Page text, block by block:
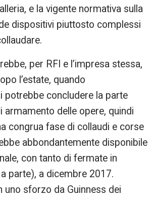
e la vigente normativa sulla
dispositivi piuttosto complessi
per RFI e l’impresa stessa,
l’estate, quando
potrebbe concludere la parte
armamento delle opere, quindi
congrua fase di collaudi e corse
abbondantemente disponibile
con tanto di fermate in
parte), a dicembre 2017.
uno sforzo da Guinness dei